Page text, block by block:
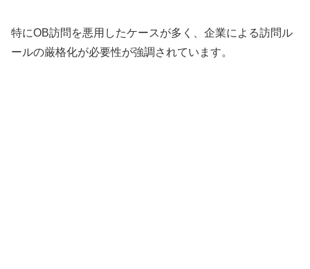
特にOB訪問を悪用したケースが多く、企業による訪問ル
ールの厳格化が必要性が強調されています。